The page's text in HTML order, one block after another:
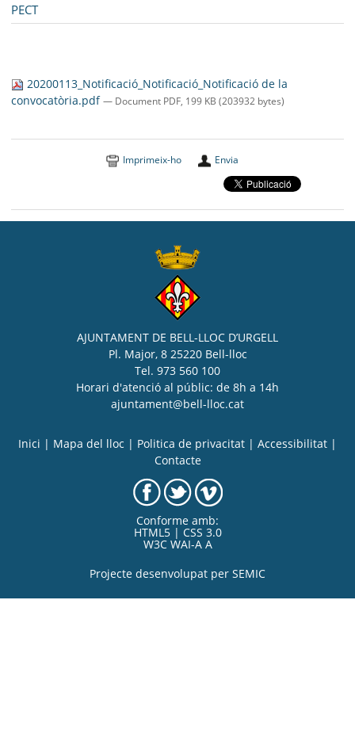
PECT
20200113_Notificació_Notificació_Notificació de la
convocatòria.pdf— Document PDF, 199 KB (203932 bytes)
Imprimeix-ho Envia
AJUNTAMENT DE BELL-LLOC D’URGELL
Pl. Major, 8 25220 Bell-lloc
Tel. 973 560 100
Horari d'atenció al públic: de 8h a 14h
ajuntament@bell-lloc.cat
Inici Mapa del lloc Politica de privacitat Accessibilitat
Contacte
Conforme amb:
HTML5 | CSS 3.0
W3C WAI-A A
Projecte desenvolupat per SEMIC